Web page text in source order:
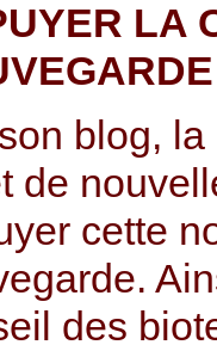
LA
blog, la
de
cette
des